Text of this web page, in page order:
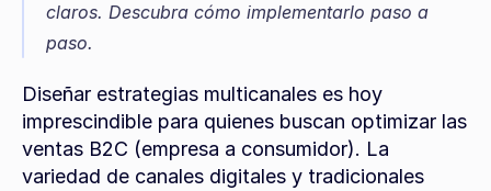
claros. Descubra cómo implementarlo paso a
paso.
Diseñar estrategias multicanales es hoy
imprescindible para quienes buscan optimizar las
ventas B2C (empresa a consumidor). La
variedad de canales digitales y tradicionales